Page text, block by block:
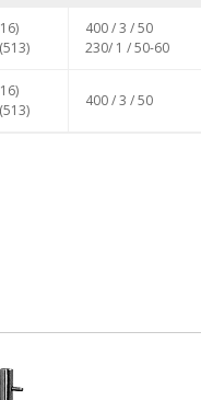
400 / 3 / 50
230/ 1 / 50-60
400 / 3 / 50